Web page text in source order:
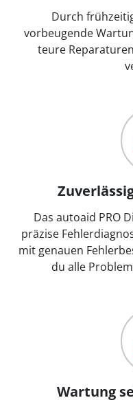
Durch
vorbeugende
teure
Das autoaid PRO
präzise
mit genauen
du alle
Wartung